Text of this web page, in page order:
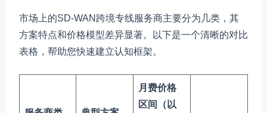
市场上的SD-WAN跨境专线服务商主要分为几类，其
方案特点和价格模型差异显著。以下是一个清晰的对比
表格，帮助您快速建立认知框架。
月费价格
区间（以